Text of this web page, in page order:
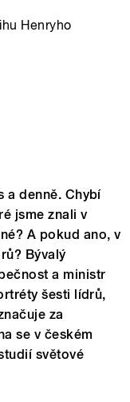
Henryho
a denně. Chybí
jsme znali v
A pokud ano, v
Bývalý
a ministr
šesti lídrů,
za
se v českém
světové